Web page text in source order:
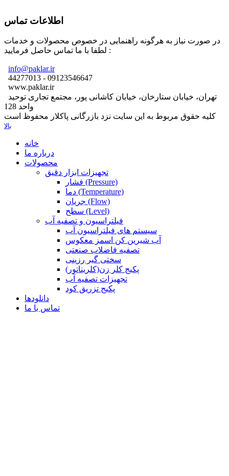
اطلاعات تماس
در صورت نیاز به هرگونه راهنمایی در خصوص محصولات و خدمات
لطفا با ما تماس حاصل فرمایید :
info@paklar.ir
44277013 - 09123546647
www.paklar.ir
واحد 128
کلیه حقوق مربوط به این سایت نزد بازرگانی پاکلار محفوظ است
بالا
خانه
درباره ما
محصولات
تجهیزات ابزار دقیق
فشار (Pressure)
دما (Temperature)
جریان (Flow)
سطح (Level)
فیلتراسیون و تصفیه آب
سیستم های فیلتراسیون آب
آب شیرین کن اسمز معکوس
تصفیه فاضلاب صنعتی
سختی گیر رزینی
پکیج کلر زن(کلریناتور)
تجهیزات تصفیه آب
پکیج تزریق کود
دانلودها
تماس با ما